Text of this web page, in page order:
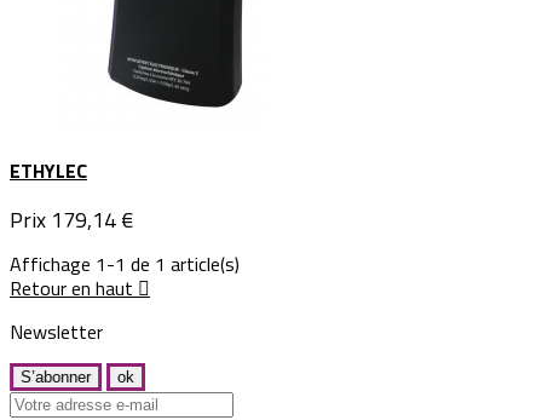
ETHYLEC
Prix 179,14 €
Affichage 1-1 de 1 article(s)
Retour en haut 
Newsletter